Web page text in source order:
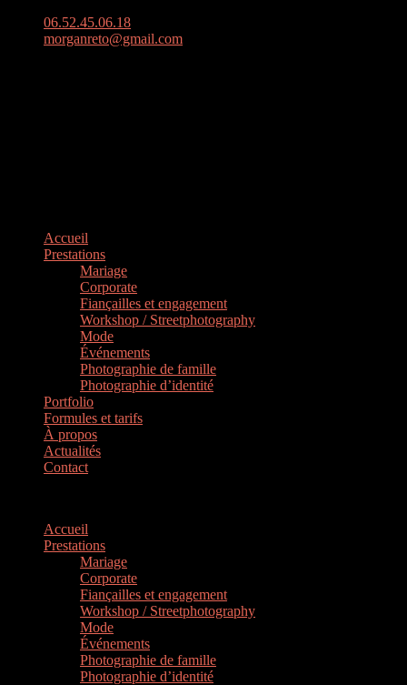
06.52.45.06.18
morganreto@gmail.com
Accueil
Prestations
Mariage
Corporate
Fiançailles et engagement
Workshop / Streetphotography
Mode
Événements
Photographie de famille
Photographie d’identité
Portfolio
Formules et tarifs
À propos
Actualités
Contact
Accueil
Prestations
Mariage
Corporate
Fiançailles et engagement
Workshop / Streetphotography
Mode
Événements
Photographie de famille
Photographie d’identité